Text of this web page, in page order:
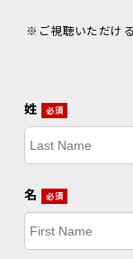
※ご視聴いただけ
姓 必須
名 必須